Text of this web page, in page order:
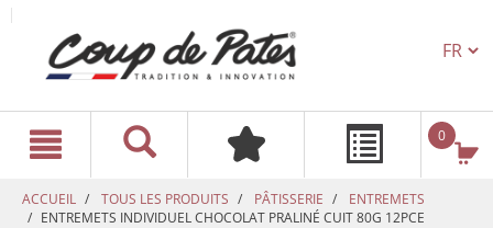
0
ACCUEIL TOUS LES PRODUITS PÂTISSERIE
ENTREMETS
ENTREMETS INDIVIDUEL CHOCOLAT PRALINÉ CUIT 80G 12PCE